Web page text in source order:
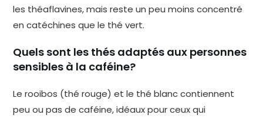
les théaflavines, mais reste un peu moins concentré
en catéchines que le thé vert.
Quels sont les thés adaptés aux personnes
sensibles à la caféine?
Le rooibos (thé rouge) et le thé blanc contiennent
peu ou pas de caféine, idéaux pour ceux qui